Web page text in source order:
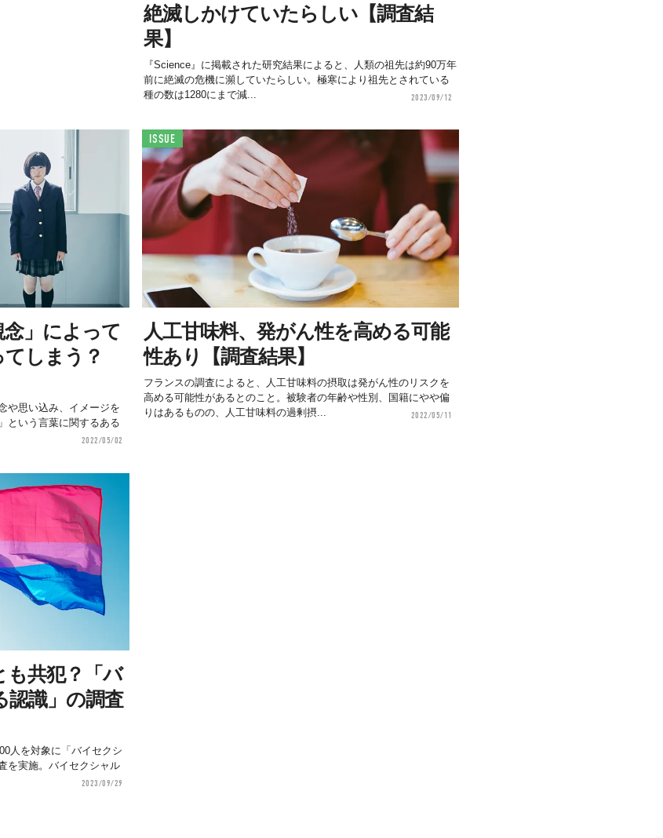
絶滅しかけていたらしい【調査結
果】
『Science』に掲載された研究結果によると、人類の祖先は約90万年
前に絶滅の危機に瀕していたらしい。極寒により祖先とされている
種の数は1280にまで減...
2023/09/12
念」によって
しまう？
や思い込み、イメージを
という言葉に関するある
2022/05/02
ISSUE
人工甘味料、発がん性を高める可能
性あり【調査結果】
フランスの調査によると、人工甘味料の摂取は発がん性のリスクを
高める可能性があるとのこと。被験者の年齢や性別、国籍にやや偏
りはあるものの、人工甘味料の過剰摂...
2022/05/11
も共犯？「バ
認識」の調査
人を対象に「バイセクシ
を実施。バイセクシャル
2023/09/29